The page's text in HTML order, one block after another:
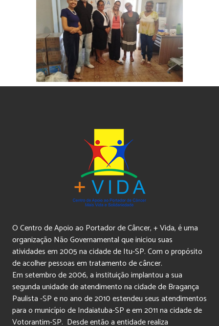
O Centro de Apoio ao Portador de Câncer, + Vida, é uma
organização Não Governamental que iniciou suas
atividades em 2005 na cidade de Itu-SP. Com o propósito
de acolher pessoas em tratamento de câncer.
Em setembro de 2006, a instituição implantou a sua
segunda unidade de atendimento na cidade de Bragança
Paulista -SP e no ano de 2010 estendeu seus atendimentos
para o município de Indaiatuba-SP e em 2011 na cidade de
Votorantim-SP. Desde então a entidade realiza